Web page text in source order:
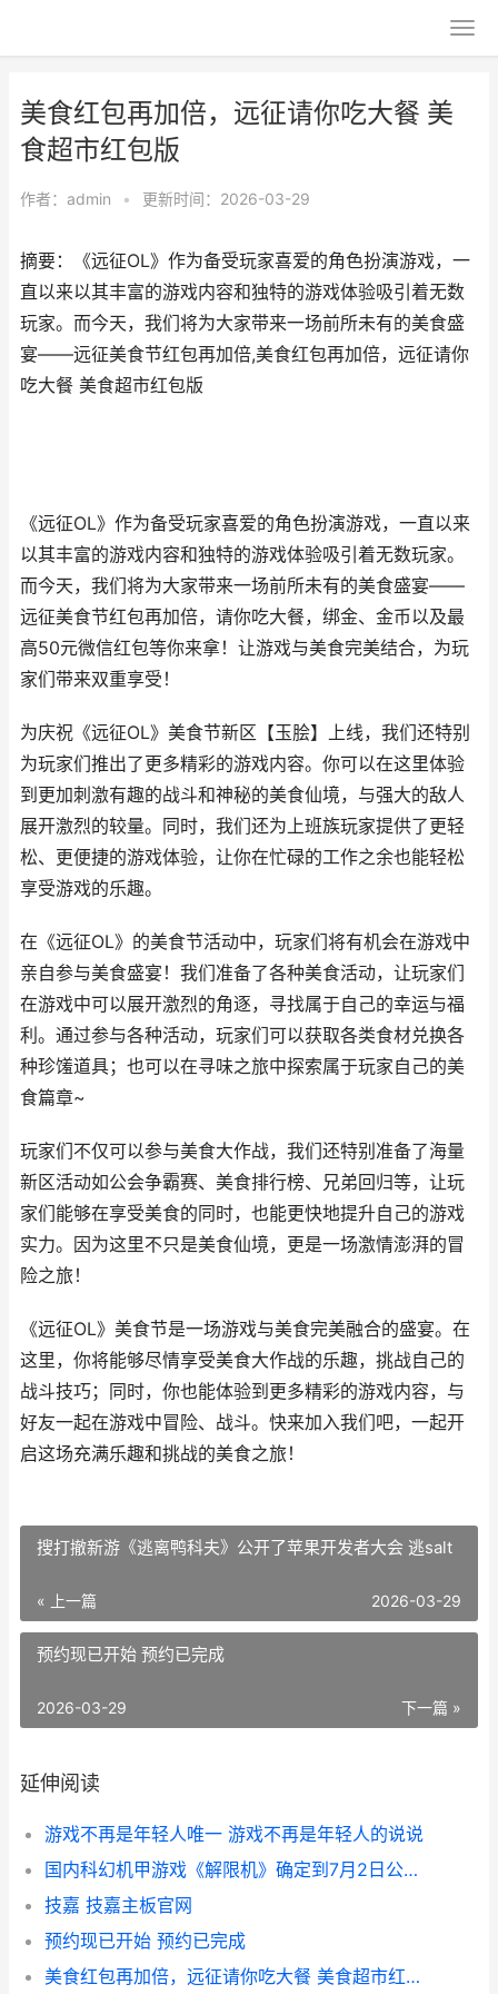
美食红包再加倍，远征请你吃大餐 美
食超市红包版
作者： admin • 更新时间：2026-03-29
摘要：《远征OL》作为备受玩家喜爱的角色扮演游戏，一
直以来以其丰富的游戏内容和独特的游戏体验吸引着无数
玩家。而今天，我们将为大家带来一场前所未有的美食盛
宴——远征美食节红包再加倍,美食红包再加倍，远征请你
吃大餐 美食超市红包版
《远征OL》作为备受玩家喜爱的角色扮演游戏，一直以来
以其丰富的游戏内容和独特的游戏体验吸引着无数玩家。
而今天，我们将为大家带来一场前所未有的美食盛宴——
远征美食节红包再加倍，请你吃大餐，绑金、金币以及最
高50元微信红包等你来拿！让游戏与美食完美结合，为玩
家们带来双重享受！
为庆祝《远征OL》美食节新区【玉脍】上线，我们还特别
为玩家们推出了更多精彩的游戏内容。你可以在这里体验
到更加刺激有趣的战斗和神秘的美食仙境，与强大的敌人
展开激烈的较量。同时，我们还为上班族玩家提供了更轻
松、更便捷的游戏体验，让你在忙碌的工作之余也能轻松
享受游戏的乐趣。
在《远征OL》的美食节活动中，玩家们将有机会在游戏中
亲自参与美食盛宴！我们准备了各种美食活动，让玩家们
在游戏中可以展开激烈的角逐，寻找属于自己的幸运与福
利。通过参与各种活动，玩家们可以获取各类食材兑换各
种珍馐道具；也可以在寻味之旅中探索属于玩家自己的美
食篇章~
玩家们不仅可以参与美食大作战，我们还特别准备了海量
新区活动如公会争霸赛、美食排行榜、兄弟回归等，让玩
家们能够在享受美食的同时，也能更快地提升自己的游戏
实力。因为这里不只是美食仙境，更是一场激情澎湃的冒
险之旅！
《远征OL》美食节是一场游戏与美食完美融合的盛宴。在
这里，你将能够尽情享受美食大作战的乐趣，挑战自己的
战斗技巧；同时，你也能体验到更多精彩的游戏内容，与
好友一起在游戏中冒险、战斗。快来加入我们吧，一起开
启这场充满乐趣和挑战的美食之旅！
搜打撤新游《逃离鸭科夫》公开了苹果开发者大会 逃salt
« 上一篇 2026-03-29
预约现已开始 预约已完成
下一篇 »
2026-03-29
延伸阅读
游戏不再是年轻人唯一 游戏不再是年轻人的说说
国内科幻机甲游戏《解限机》确定到7月2日公开测试，登顶Steam国内游戏愿望单榜首 国内科幻机甲游戏排名
技嘉 技嘉主板官网
预约现已开始 预约已完成
美食红包再加倍，远征请你吃大餐 美食超市红包版